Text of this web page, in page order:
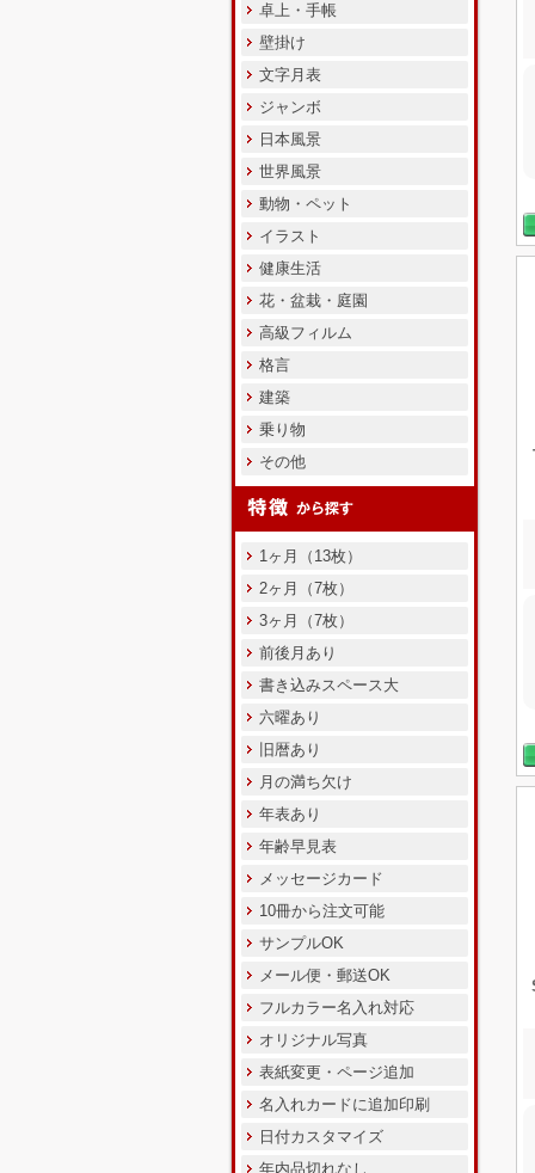
卓上・手帳
壁掛け
文字月表
ジャンボ
日本風景
世界風景
動物・ペット
イラスト
健康生活
花・盆栽・庭園
高級フィルム
格言
建築
乗り物
その他
1ヶ月（13枚）
2ヶ月（7枚）
3ヶ月（7枚）
前後月あり
書き込みスペース大
六曜あり
旧暦あり
月の満ち欠け
年表あり
年齢早見表
メッセージカード
10冊から注文可能
サンプルOK
メール便・郵送OK
フルカラー名入れ対応
オリジナル写真
表紙変更・ページ追加
名入れカードに追加印刷
日付カスタマイズ
年内品切れなし